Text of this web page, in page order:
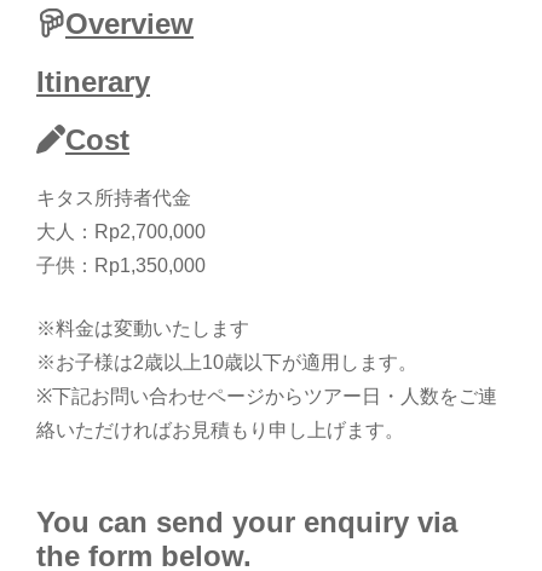
Overview
Itinerary
Cost
キタス所持者代金
大人：Rp2,700,000
子供：Rp1,350,000
※料金は変動いたします
※お子様は2歳以上10歳以下が適用します。
※下記お問い合わせページからツアー日・人数をご連
絡いただければお見積もり申し上げます。
You can send your enquiry via
the form below.